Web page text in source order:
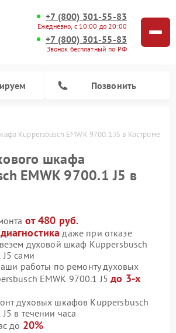
+7 (800) 301-55-83
Ежедневно, с 10:00 до 20:00
+7 (800) 301-55-83
Звонок бесплатный по РФ
Позвонить
Kuppersbusch EMWK 9700.1 J5 в Костроме
шкафа
EMWK 9700.1 J5 в
от 480 руб.
даже при отказе
духовой шкаф Kuppersbusch
J5 сами
работы по ремонту духовых
EMWK 9700.1 J5до 3-х
духовых шкафов Kuppersbusch
в течении часа
до 20%